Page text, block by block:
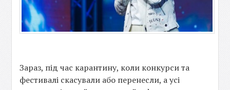
Зараз, під час карантину, коли конкурси та
фестивалі скасували або перенесли, а усі